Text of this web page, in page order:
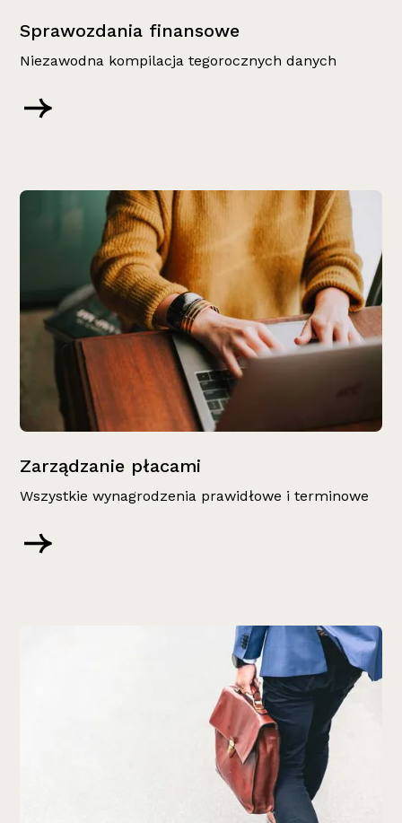
Sprawozdania finansowe
Niezawodna kompilacja tegorocznych danych
Zarządzanie płacami
Wszystkie wynagrodzenia prawidłowe i terminowe